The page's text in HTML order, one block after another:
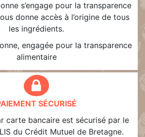
s’engage pour la transparence
donne accès à l’origine de tous
les ingrédients.
engagée pour la transparence
alimentaire
SÉCURISÉ
carte bancaire est sécurisé par le
du Crédit Mutuel de Bretagne.